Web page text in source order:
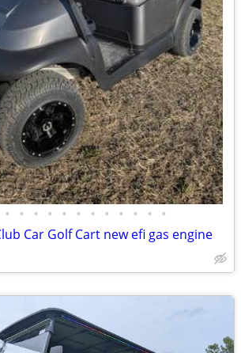
• • • • • • • • • • • •
Car Golf Cart new efi gas engine